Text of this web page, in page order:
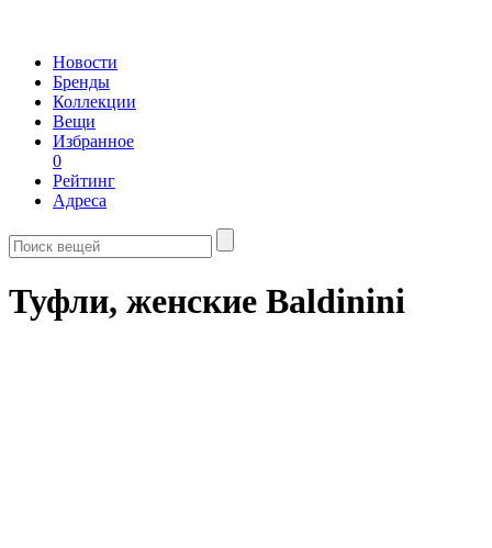
Новости
Бренды
Коллекции
Вещи
Избранное
0
Рейтинг
Адреса
Туфли, женские Baldinini